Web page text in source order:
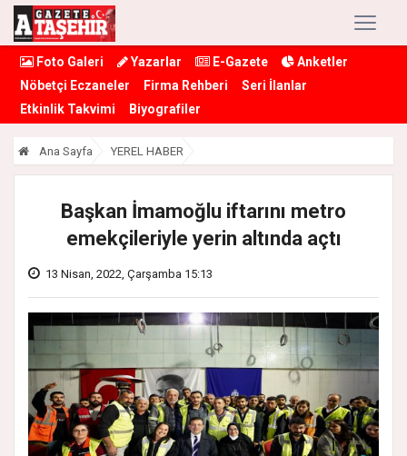
Foto Galeri Yazarlar E-Gazete
Anketler
Nöbetçi Eczaneler
Firma Rehberi
Seri İlanlar
Etkinlik Takvimi
Biyografiler
Ana Sayfa YEREL HABER
Başkan İmamoğlu iftarını metro
emekçileriyle yerin altında açtı
13 Nisan, 2022, Çarşamba 15:13